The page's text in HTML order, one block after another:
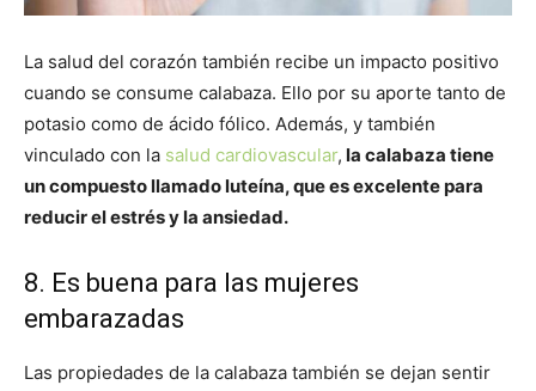
La salud del corazón también recibe un impacto positivo
cuando se consume calabaza. Ello por su aporte tanto de
potasio como de ácido fólico. Además, y también
vinculado con la salud cardiovascular, la calabaza tiene
un compuesto llamado luteína, que es excelente para
reducir el estrés y la ansiedad.
8. Es buena para las mujeres
embarazadas
Las propiedades de la calabaza también se dejan sentir